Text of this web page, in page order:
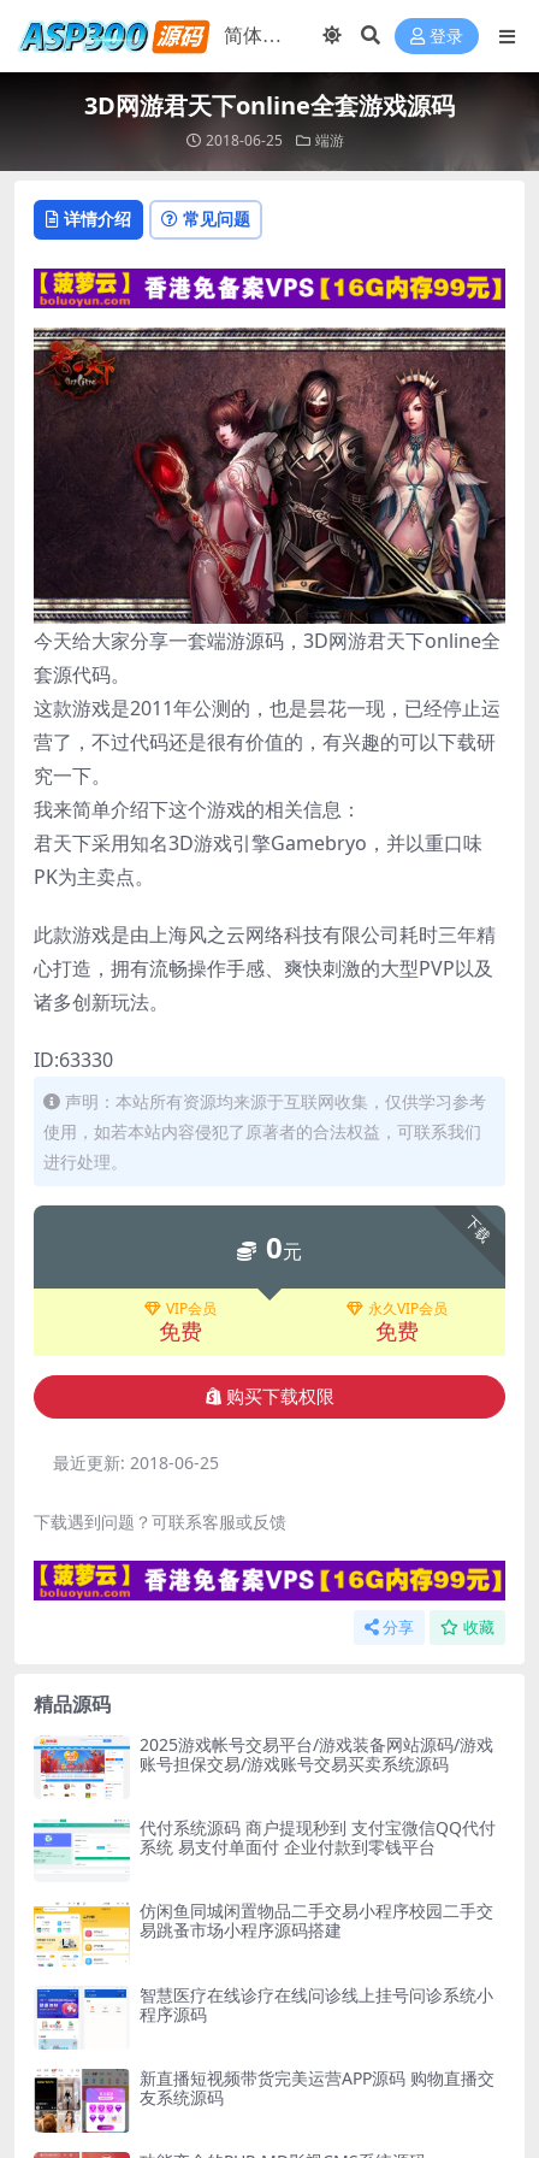
登录
3D网游君天下online全套游戏源码
2018-06-25 端游
详情介绍 常见问题
今天给大家分享一套端游源码，3D网游君天下online全
套源代码。
这款游戏是2011年公测的，也是昙花一现，已经停止运
营了，不过代码还是很有价值的，有兴趣的可以下载研
究一下。
我来简单介绍下这个游戏的相关信息：
君天下采用知名3D游戏引擎Gamebryo，并以重口味
PK为主卖点。
此款游戏是由上海风之云网络科技有限公司耗时三年精
心打造，拥有流畅操作手感、爽快刺激的大型PVP以及
诸多创新玩法。
ID:63330
声明：本站所有资源均来源于互联网收集，仅供学习参考
使用，如若本站内容侵犯了原著者的合法权益，可联系我们
进行处理。
下载
0元
VIP会员
免费
永久VIP会员
免费
购买下载权限
最近更新: 2018-06-25
下载遇到问题？可联系客服或反馈
分享 收藏
精品源码
2025游戏帐号交易平台/游戏装备网站源码/游戏
账号担保交易/游戏账号交易买卖系统源码
代付系统源码 商户提现秒到 支付宝微信QQ代付
系统 易支付单面付 企业付款到零钱平台
仿闲鱼同城闲置物品二手交易小程序校园二手交
易跳蚤市场小程序源码搭建
智慧医疗在线诊疗在线问诊线上挂号问诊系统小
程序源码
新直播短视频带货完美运营APP源码 购物直播交
友系统源码